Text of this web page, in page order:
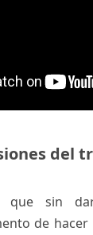
del
que sin
de